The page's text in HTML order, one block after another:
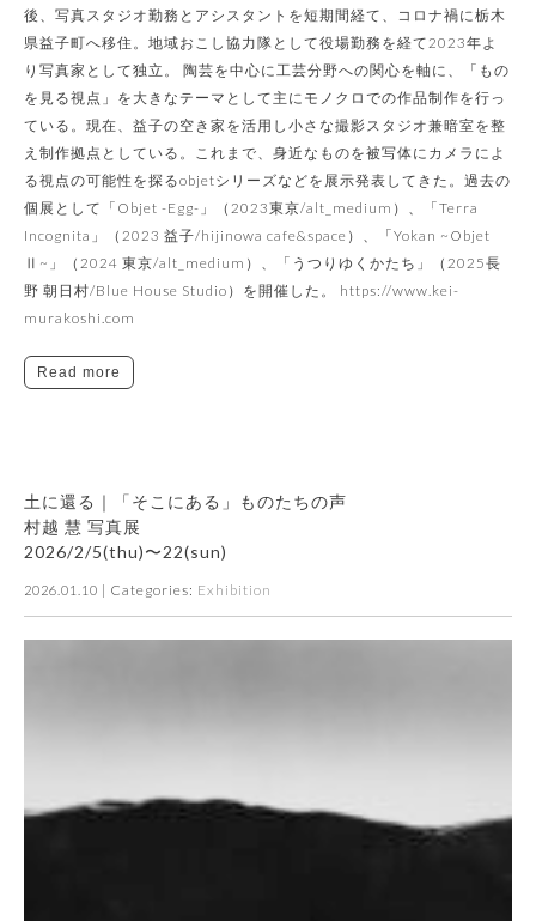
後、写真スタジオ勤務とアシスタントを短期間経て、コロナ禍に栃木
県益子町へ移住。地域おこし協力隊として役場勤務を経て2023年よ
り写真家として独立。 陶芸を中心に工芸分野への関心を軸に、「もの
を見る視点」を大きなテーマとして主にモノクロでの作品制作を行っ
ている。現在、益子の空き家を活用し小さな撮影スタジオ兼暗室を整
え制作拠点としている。これまで、身近なものを被写体にカメラによ
る視点の可能性を探るobjetシリーズなどを展示発表してきた。過去の
個展として「Objet -Egg-」（2023東京/alt_medium）、「Terra
Incognita」（2023 益子/hijinowa cafe&space）、「Yokan ~Objet
Ⅱ~」（2024 東京/alt_medium）、「うつりゆくかたち」（2025長
野 朝日村/Blue House Studio）を開催した。 https://www.kei-
murakoshi.com
Read more
土に還る｜「そこにある」ものたちの声
村越 慧 写真展
2026/2/5(thu)〜22(sun)
2026.01.10 | Categories: Exhibition